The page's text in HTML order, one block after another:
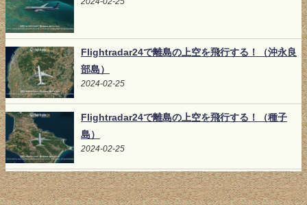
Flightradar24で離島の上空を飛行する！（沖永良
部島）
2024-02-25
Flightradar24で離島の上空を飛行する！（種子
島）
2024-02-25